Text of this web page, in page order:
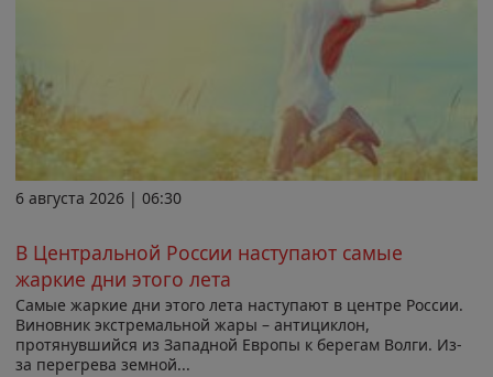
6 августа 2026 | 06:30
В Центральной России наступают самые
жаркие дни этого лета
Самые жаркие дни этого лета наступают в центре России.
Виновник экстремальной жары – антициклон,
протянувшийся из Западной Европы к берегам Волги. Из-
за перегрева земной...